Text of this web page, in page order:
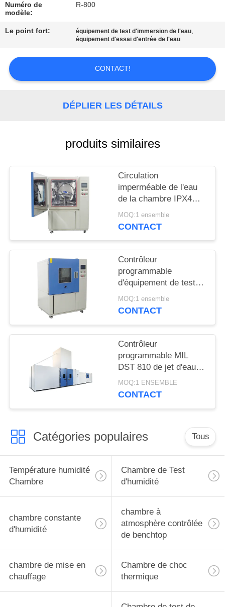
CONTACTEZ-
NOUS
NOUVELLES
DEMANDEZ
PLAN
SITE
PRIVACY
POLICY
Numéro de
modèle:
R-800
Le point fort: équipement de test d'immersion de l'eau,
équipement d'essai d'entrée de l'eau
CONTACT!
DÉPLIER LES DÉTAILS
produits similaires
Circulation
imperméable de l'eau
de la chambre IPX4
d'essai de l'acier
inoxydable SUS304
MOQ:1 ensemble
CONTACT
Contrôleur
programmable
d'équipement de test
d'entrée de l'eau d'IPX3
IPX4
MOQ:1 ensemble
CONTACT
Contrôleur
programmable MIL
DST 810 de jet d'eau
de chambre
automatique d'essai
MOQ:1 ENSEMBLE
CONTACT
Catégories populaires Tous
Température humidité
Chambre
Chambre de Test
d'humidité
chambre constante
d'humidité
chambre à
atmosphère contrôlée
de benchtop
chambre de mise en
chauffage
Chambre de choc
thermique